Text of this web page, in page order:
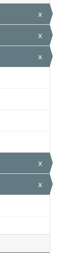
x
x
x
x
x